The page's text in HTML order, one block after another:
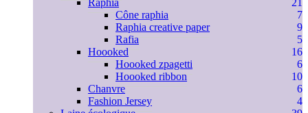
Raphia
21
Cône raphia
7
Raphia creative paper
9
Rafia
5
Hoooked
16
Hoooked zpagetti
6
Hoooked ribbon
10
Chanvre
6
Fashion Jersey
4